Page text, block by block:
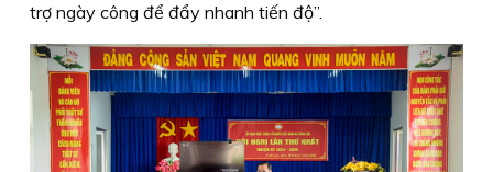
trợ ngày công để đẩy nhanh tiến độ”.